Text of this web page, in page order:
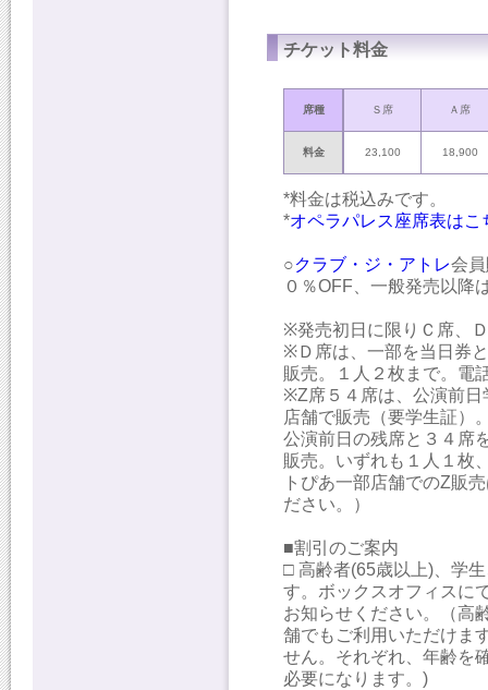
チケット料金
席種 Ｓ席 Ａ席
料金 23,100 18,900
*料金は税込みです。
*オペラパレス座席表はこ
○クラブ・ジ・アトレ会
０％OFF、一般発売以降
※発売初日に限りＣ席、
※Ｄ席は、一部を当日券
販売。１人２枚まで。電
※Z席５４席は、公演前日
店舗で販売（要学生証）
公演前日の残席と３４席
販売。いずれも１人１枚
トぴあ一部店舗でのZ販
ださい。）
■割引のご案内
□ 高齢者(65歳以上)、学
す。ボックスオフィスに
お知らせください。（高
舗でもご利用いただけま
せん。それぞれ、年齢を
必要になります。)